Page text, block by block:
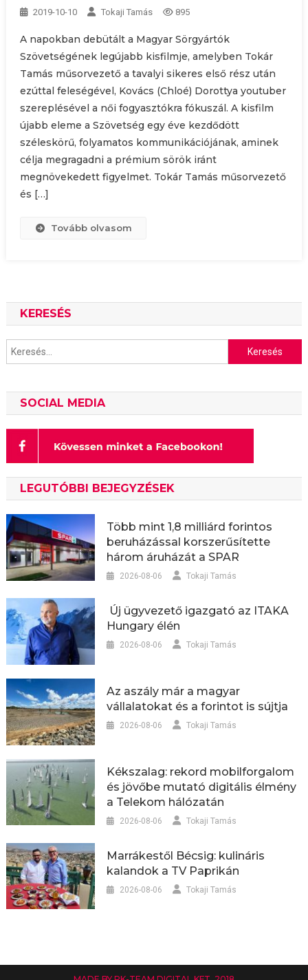
2019-10-10 Tokaji Tamás 895
A napokban debütált a Magyar Sörgyártók
Szövetségének legújabb kisfilmje, amelyben Tokár
Tamás műsorvezető a tavalyi sikeres első rész után
ezúttal feleségével, Kovács (Chloé) Dorottya youtuber
szereplésével a női fogyasztókra fókuszál. A kisfilm
újabb eleme a Szövetség egy éve kezdődött
széleskörű, folyamatos kommunikációjának, aminek
célja megragadni a prémium sörök iránt
megnövekedett figyelmet. Tokár Tamás műsorvezető
és […]
Tovább olvasom
KERESÉS
Keresés:
SOCIAL MEDIA
LEGUTÓBBI BEJEGYZÉSEK
Több mint 1,8 milliárd forintos
beruházással korszerűsítette
három áruházát a SPAR
2026-08-06 Tokaji Tamás
Új ügyvezető igazgató az ITAKA
Hungary élén
2026-08-06 Tokaji Tamás
Az aszály már a magyar
vállalatokat és a forintot is sújtja
2026-08-06 Tokaji Tamás
Kékszalag: rekord mobilforgalom
és jövőbe mutató digitális élmény
a Telekom hálózatán
2026-08-06 Tokaji Tamás
Marrákestől Bécsig: kulináris
kalandok a TV Paprikán
2026-08-06 Tokaji Tamás